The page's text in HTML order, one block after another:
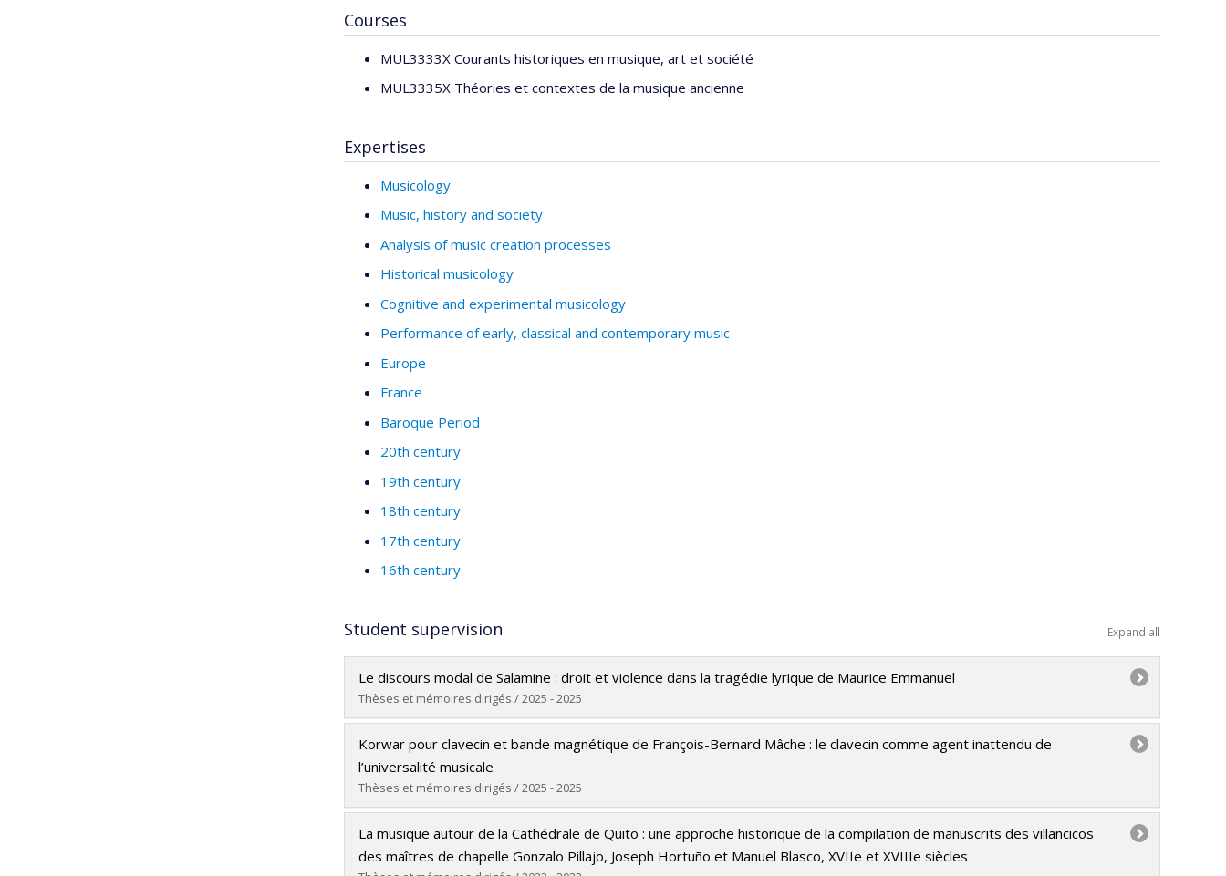
Courses
MUL3333X Courants historiques en musique, art et société
MUL3335X Théories et contextes de la musique ancienne
Expertises
Musicology
Music, history and society
Analysis of music creation processes
Historical musicology
Cognitive and experimental musicology
Performance of early, classical and contemporary music
Europe
France
Baroque Period
20th century
19th century
18th century
17th century
16th century
Student supervision Expand all
Le discours modal de Salamine : droit et violence dans la tragédie lyrique de Maurice Emmanuel
Thèses et mémoires dirigés / 2025 - 2025
Graduate :Shtorache Winck, Nathan
Cycle :Master's
Grade :M.A.
Lien vers le document dans Papyrus
Korwar pour clavecin et bande magnétique de François-Bernard Mâche : le clavecin comme agent inattendu de
l’universalité musicale
Thèses et mémoires dirigés / 2025 - 2025
Graduate : Venuti, Alice
Cycle :Master's
La musique autour de la Cathédrale de Quito : une approche historique de la compilation de manuscrits des villancicos
des maîtres de chapelle Gonzalo Pillajo, Joseph Hortuño et Manuel Blasco, XVIIe et XVIIIe siècles